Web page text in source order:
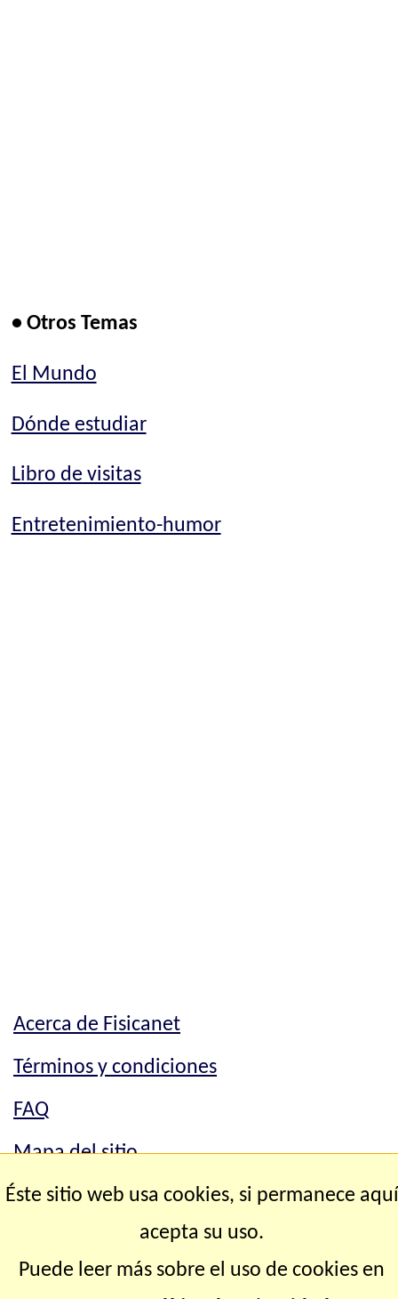
• Otros Temas
El Mundo
Dónde estudiar
Libro de visitas
Entretenimiento-humor
Acerca de Fisicanet
Términos y condiciones
FAQ
Mapa del sitio
Contacto
Copyright © 2.000-2.028 Fisicanet ® Todos los
Éste sitio web usa cookies, si permanece aquí
acepta su uso.
Puede leer más sobre el uso de cookies en